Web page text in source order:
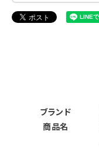
ブランド
商品名